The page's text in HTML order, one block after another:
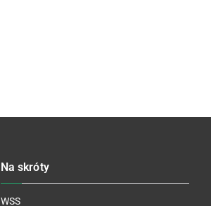
Na skróty
WSS